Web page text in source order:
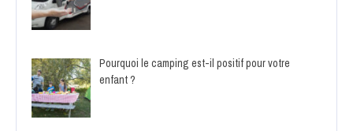
Pourquoi le camping est-il positif pour votre
enfant ?